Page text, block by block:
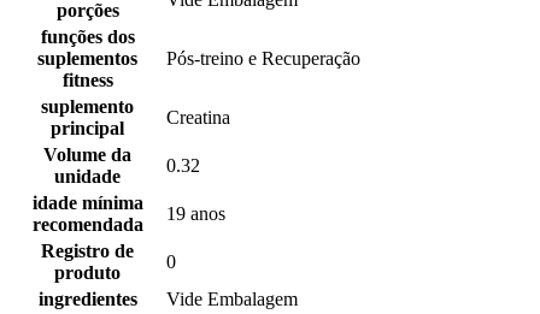
porções
funções dos
suplementos
fitness
Pós-treino e Recuperação
suplemento
principal
Creatina
Volume da
unidade
0.32
idade mínima
recomendada
19 anos
Registro de
produto
0
ingredientes
Vide Embalagem